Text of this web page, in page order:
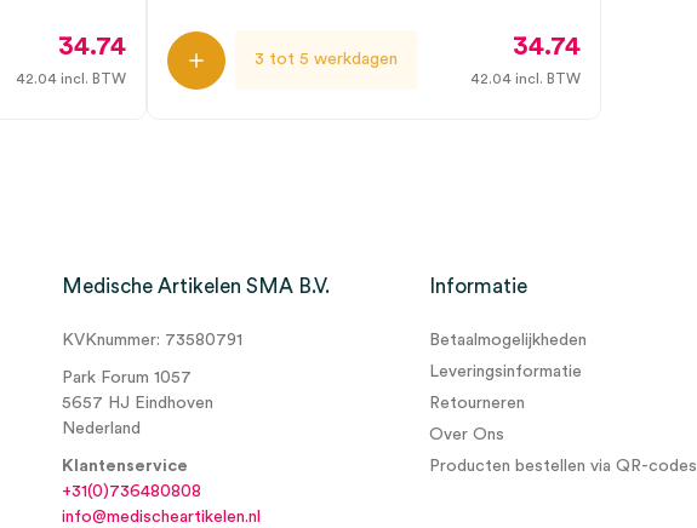
34.74
42.04 incl. BTW
3 tot 5 werkdagen 34.74
42.04incl. BTW
Medische Artikelen SMA B.V.
KVKnummer: 73580791
Park Forum 1057
5657 HJ Eindhoven
Nederland
Klantenservice
+31(0)736480808
info@medischeartikelen.nl
Informatie
Betaalmogelijkheden
Leveringsinformatie
Retourneren
Over Ons
Producten bestellen via QR-codes